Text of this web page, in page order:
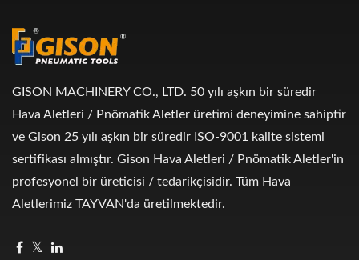
GISON MACHINERY CO., LTD. 50 yılı aşkın bir süredir
Hava Aletleri / Pnömatik Aletler üretimi deneyimine sahiptir
ve Gison 25 yılı aşkın bir süredir ISO-9001 kalite sistemi
sertifikası almıştır. Gison Hava Aletleri / Pnömatik Aletler'in
profesyonel bir üreticisi / tedarikçisidir. Tüm Hava
Aletlerimiz TAYVAN'da üretilmektedir.